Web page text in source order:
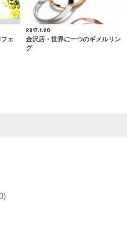
ェ
2017.1.20
金沢店・世界に一つのギメルリン
グ